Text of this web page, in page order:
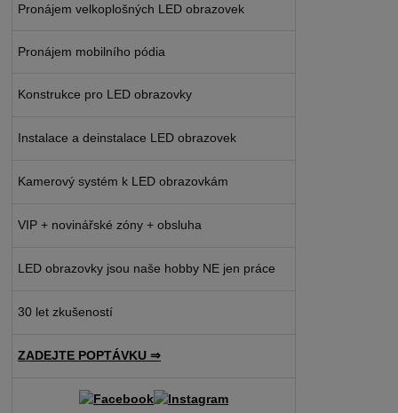
Pronájem velkoplošných LED obrazovek
Pronájem mobilního pódia
Konstrukce pro LED obrazovky
Instalace a deinstalace LED obrazovek
Kamerový systém k LED obrazovkám
VIP + novinářské zóny + obsluha
LED obrazovky jsou naše hobby NE jen práce
30 let zkušeností
ZADEJTE POPTÁVKU ⇒